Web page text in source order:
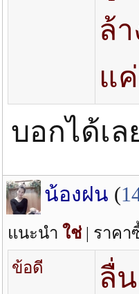
ล้
แ
บอกได้เ
น้องฝน (
แนะนำ ใช่| ราคา
ข้อดี
ลื่